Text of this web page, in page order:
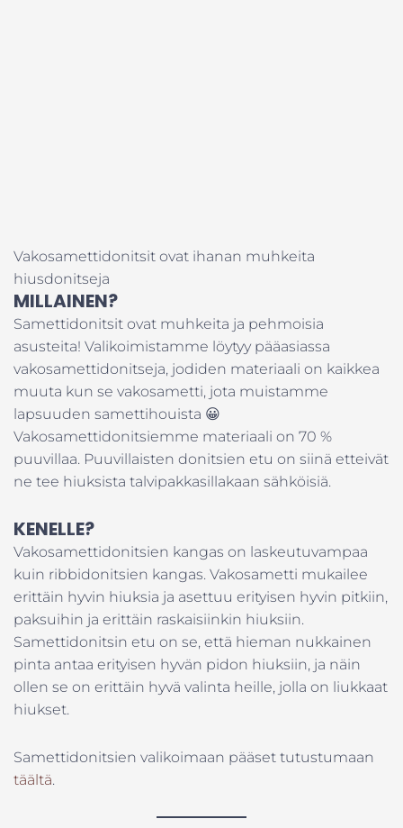
Vakosamettidonitsit ovat ihanan muhkeita
hiusdonitseja
MILLAINEN?
Samettidonitsit ovat muhkeita ja pehmoisia
asusteita! Valikoimistamme löytyy pääasiassa
vakosamettidonitseja, jodiden materiaali on kaikkea
muuta kun se vakosametti, jota muistamme
lapsuuden samettihouista 😀
Vakosamettidonitsiemme materiaali on 70 %
puuvillaa. Puuvillaisten donitsien etu on siinä etteivät
ne tee hiuksista talvipakkasillakaan sähköisiä.
KENELLE?
Vakosamettidonitsien kangas on laskeutuvampaa
kuin ribbidonitsien kangas. Vakosametti mukailee
erittäin hyvin hiuksia ja asettuu erityisen hyvin pitkiin,
paksuihin ja erittäin raskaisiinkin hiuksiin.
Samettidonitsin etu on se, että hieman nukkainen
pinta antaa erityisen hyvän pidon hiuksiin, ja näin
ollen se on erittäin hyvä valinta heille, jolla on liukkaat
hiukset.
Samettidonitsien valikoimaan pääset tutustumaan
täältä.